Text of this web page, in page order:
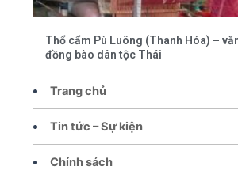
Trang chủ
Tin tức – Sự kiện
Chính sách
Thổ cẩm Pù Luông (Thanh Hóa) –
đồng bào dân tộc Thái